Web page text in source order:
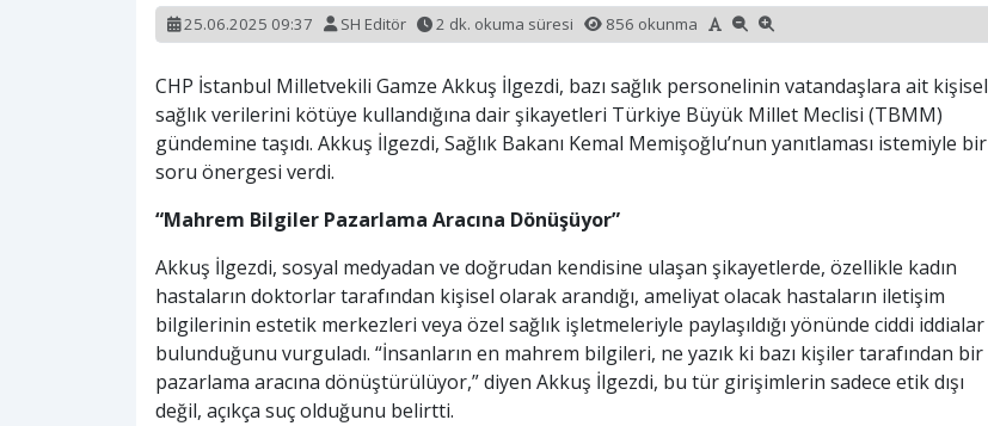
25.06.2025 09:37 SH Editör 2 dk. okuma süresi 856 okunma
CHP İstanbul Milletvekili Gamze Akkuş İlgezdi, bazı sağlık personelinin vatandaşlara ait kişisel
sağlık verilerini kötüye kullandığına dair şikayetleri Türkiye Büyük Millet Meclisi (TBMM)
gündemine taşıdı. Akkuş İlgezdi, Sağlık Bakanı Kemal Memişoğlu’nun yanıtlaması istemiyle bir
soru önergesi verdi.
“Mahrem Bilgiler Pazarlama Aracına Dönüşüyor”
Akkuş İlgezdi, sosyal medyadan ve doğrudan kendisine ulaşan şikayetlerde, özellikle kadın
hastaların doktorlar tarafından kişisel olarak arandığı, ameliyat olacak hastaların iletişim
bilgilerinin estetik merkezleri veya özel sağlık işletmeleriyle paylaşıldığı yönünde ciddi iddialar
bulunduğunu vurguladı. “İnsanların en mahrem bilgileri, ne yazık ki bazı kişiler tarafından bir
pazarlama aracına dönüştürülüyor,” diyen Akkuş İlgezdi, bu tür girişimlerin sadece etik dışı
değil, açıkça suç olduğunu belirtti.